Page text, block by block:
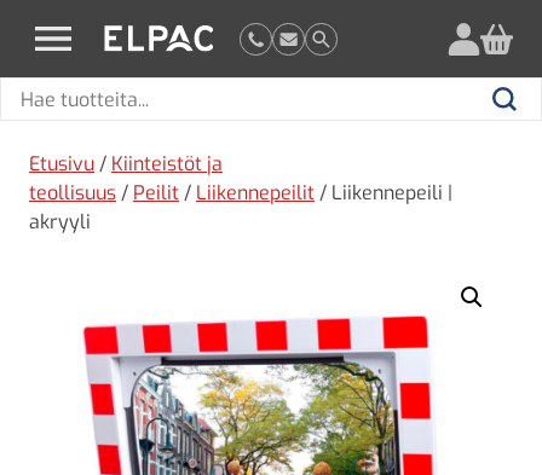
elpac.fi
Hae
Hae
Etusivu / Kiinteistöt ja
teollisuus / Peilit / Liikennepeilit / Liikennepeili |
akryyli